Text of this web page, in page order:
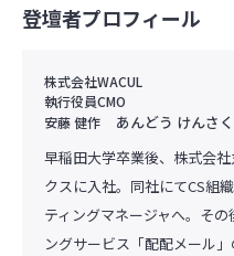
登壇者プロフィール
株式会社WACUL
執行役員CMO
安藤 健作
あんどう けんさく
早稲田大学卒業後、株式会
クスに入社。同社にてCS組
ティングマネージャへ。そ
ングサービス「配配メール